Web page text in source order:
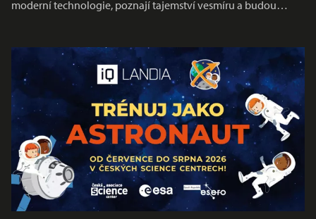
moderní technologie, poznají tajemství vesmíru a budou…